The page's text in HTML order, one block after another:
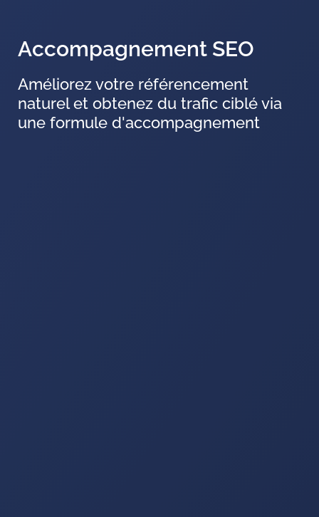
Accompagnement SEO
Améliorez votre référencement
naturel et obtenez du trafic ciblé via
une formule d'accompagnement